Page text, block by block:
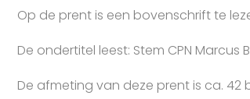
Op de prent is een bovenschrift te
De ondertitel leest: Stem CPN Marcus
De afmeting van deze prent is ca. 42